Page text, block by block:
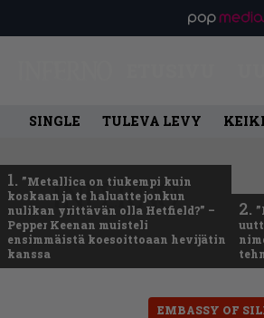
SINGLE TULEVA LEVY
1. ”Metallica on tiukempi kuin
koskaan ja te haluatte jonkun
nulikan yrittävän olla Hetfield?” –
Pepper Keenan muisteli
ensimmäistä koesoittoaan hevijätin
kanssa
2.
EMBASSY OF